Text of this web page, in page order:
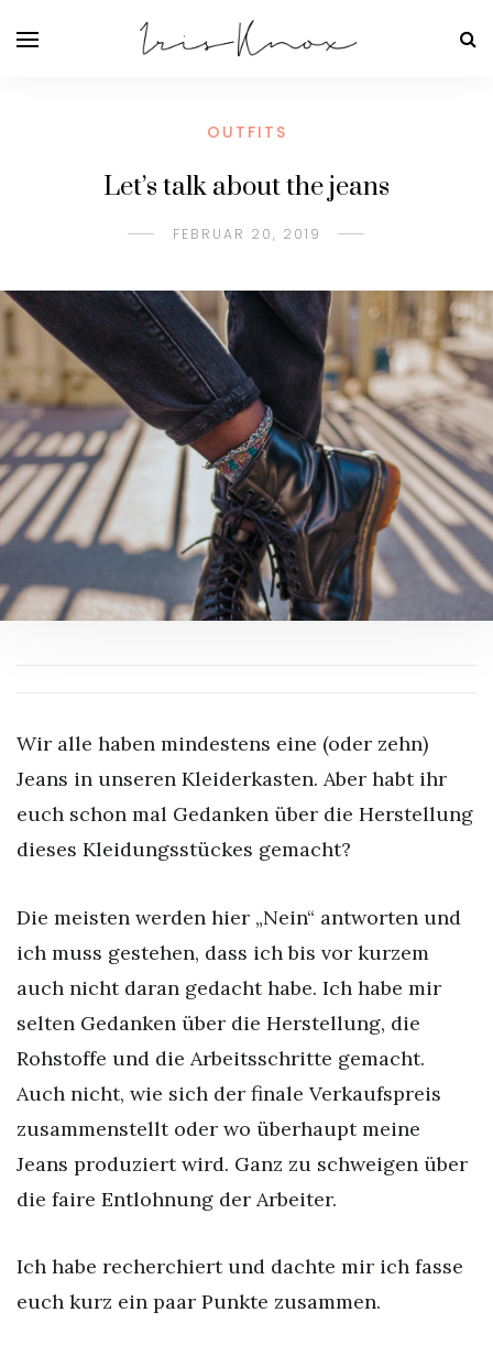
OUTFITS
Let’s talk about the jeans
FEBRUAR 20, 2019
Wir alle haben mindestens eine (oder zehn)
Jeans in unseren Kleiderkasten. Aber habt ihr
euch schon mal Gedanken über die Herstellung
dieses Kleidungsstückes gemacht?
Die meisten werden hier „Nein“ antworten und
ich muss gestehen, dass ich bis vor kurzem
auch nicht daran gedacht habe. Ich habe mir
selten Gedanken über die Herstellung, die
Rohstoffe und die Arbeitsschritte gemacht.
Auch nicht, wie sich der finale Verkaufspreis
zusammenstellt oder wo überhaupt meine
Jeans produziert wird. Ganz zu schweigen über
die faire Entlohnung der Arbeiter.
Ich habe recherchiert und dachte mir ich fasse
euch kurz ein paar Punkte zusammen.